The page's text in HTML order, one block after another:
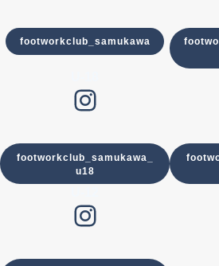
footworkclub_samukawa
Instagram
footworkclub_samukawa_
u18
Instagram